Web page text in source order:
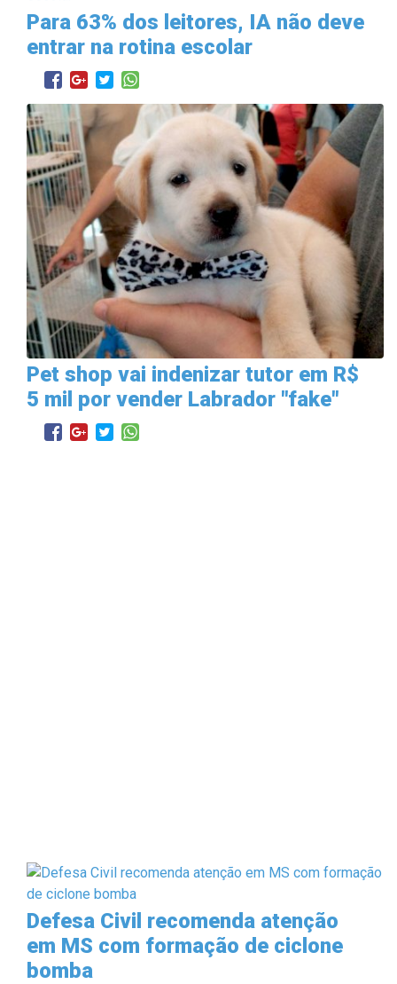
Para 63% dos leitores, IA não deve
entrar na rotina escolar
Pet shop vai indenizar tutor em R$
5 mil por vender Labrador "fake"
Defesa Civil recomenda atenção
em MS com formação de ciclone
bomba